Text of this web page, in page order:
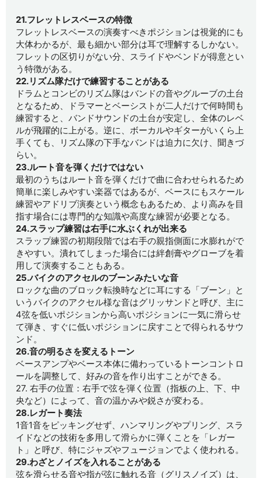
21.フレットレスベースの特徴
フレットレスベースの演奏すべきポジションは視覚的にも
大体わかるが、最も細かい部分は耳で理解するしかない。
フレットの区切りがない分、スライドやベンドが得意とい
う特徴がある。
22.リズム隊だけで練習することがある
ドラムとコンビのリズム隊はバンドの音やグルーブの土台
となるため、ドラマーとベーシストが二人だけで何時間も
練習すると、バンドサウンドの土台が安定し、全体のレベ
ルが飛躍的に上がる。逆に、ボーカルやギターがいくら上
手くても、リズム隊の下手なバンドは迫力に欠け、聞きづ
らい。
23.ルート音を弾くだけではない
最初のうちはルート音を弾くだけで曲に合わせられるため
簡単に楽しみやすい楽器ではあるが、ベースにもスケール
練習やアドリブ演奏という概念もあるため、より高みを目
指す場合には専門的な知識や高度な練習が必要となる。
24.スラップ練習は右手に水ぶくれが出来る
スラップ練習の初期段階では右手の親指側面に水膨れがで
きやすい。潰れてしまった場合には絆創膏やグローブを着
用して演奏することもある。
25.バイクのアクセルのブーンみたいな音
ロックな曲のブロック転換時などに耳にする「ブーン」と
いうバイクのアクセル様な音はグリッサンドと呼び、主に
4弦を低いポジションから高いポジションに一気に滑らせ
て弾き、すぐに低いポジションに戻すことで得られるサウ
ンド。
26.音の明るさを変えるトーン
ベースアンプやベース本体に備わっているトーンコントロ
ールを調整して、好みの音を作り出すことができる。
27. 右手の位置：右手で弦を弾く位置（指板の上、下、中
央など）によって、音の温かみや鋭さが変わる。
28.レガート奏法
1音1音をピッキングせず、ハンマリングやプリング、スラ
イドなどの技術を多用して滑らかに弾くことを「レガー
ト」と呼び、特にジャズやフュージョンでよく使われる。
29.わざとノイズを入れることがある
弦を滑らせる音や指が弦に触れる音（グリスノイズ）は、